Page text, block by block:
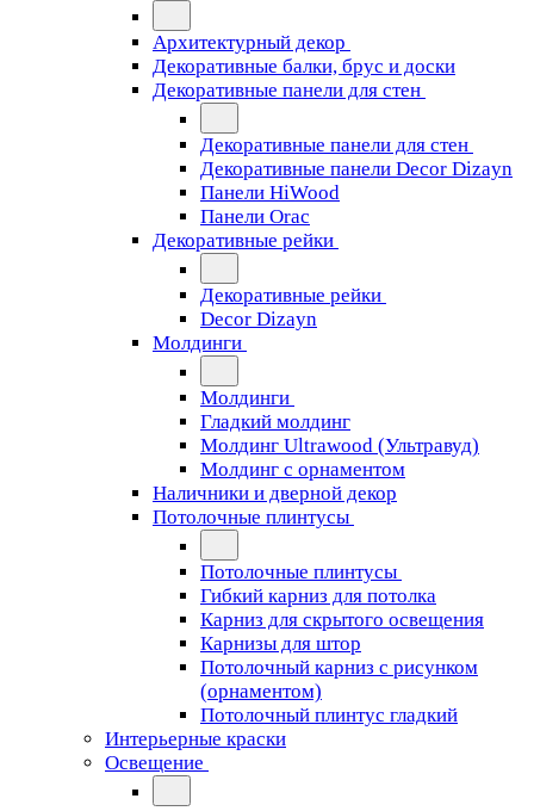
Архитектурный декор
Декоративные балки, брус и доски
Декоративные панели для стен
Декоративные панели для стен
Декоративные панели Decor Dizayn
Панели HiWood
Панели Orac
Декоративные рейки
Декоративные рейки
Decor Dizayn
Молдинги
Молдинги
Гладкий молдинг
Молдинг Ultrawood (Ультравуд)
Молдинг с орнаментом
Наличники и дверной декор
Потолочные плинтусы
Потолочные плинтусы
Гибкий карниз для потолка
Карниз для скрытого освещения
Карнизы для штор
Потолочный карниз с рисунком
(орнаментом)
Потолочный плинтус гладкий
Интерьерные краски
Освещение